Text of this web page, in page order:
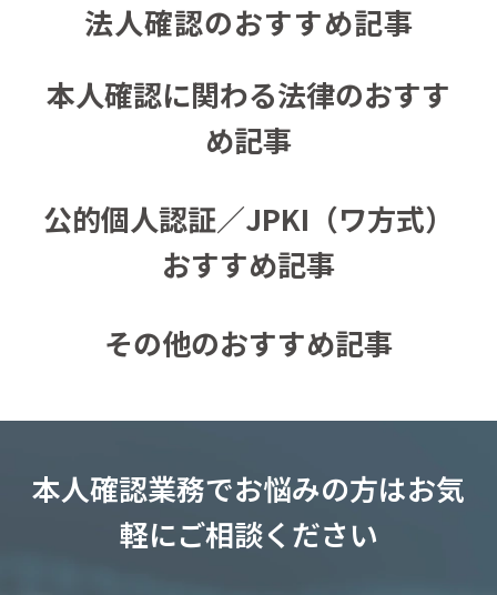
法人確認のおすすめ記事
本人確認に関わる法律のおすす
め記事
公的個人認証／JPKI（ワ方式）
おすすめ記事
その他のおすすめ記事
本人確認業務でお悩みの方はお気
軽にご相談ください